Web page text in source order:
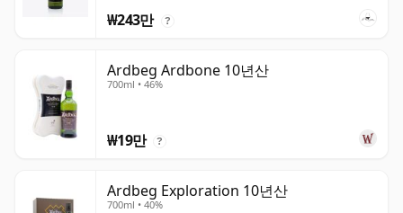
₩243만 ?
Ardbeg Ardbone 10년산
700ml • 46%
₩19만 ?
Ardbeg Exploration 10년산
700ml • 40%